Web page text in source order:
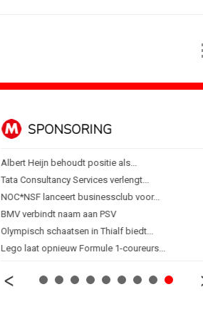
SPONSORING
Albert Heijn behoudt positie als...
Tata Consultancy Services verlengt...
NOC*NSF lanceert businessclub voor...
BMV verbindt naam aan PSV
Olympisch schaatsen in Thialf biedt...
Lego laat opnieuw Formule 1-coureurs...